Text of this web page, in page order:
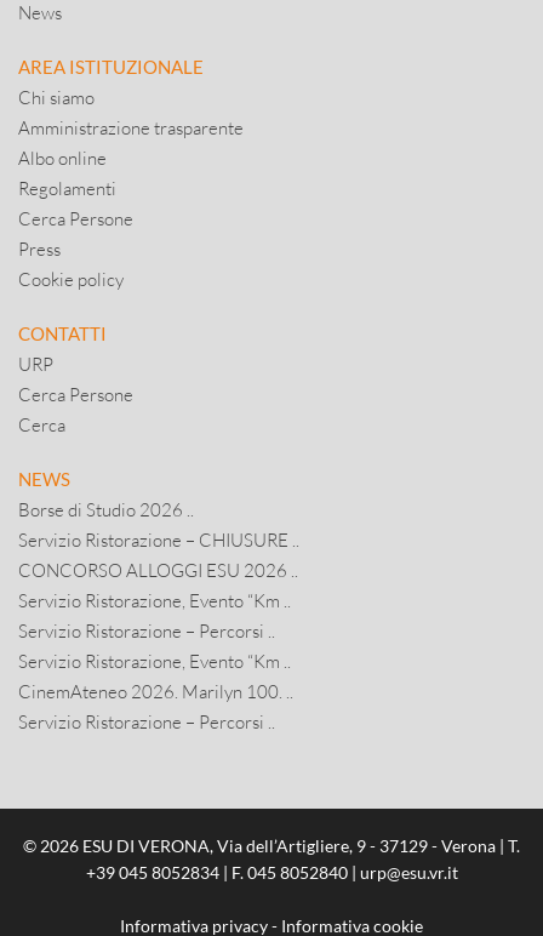
News
AREA ISTITUZIONALE
Chi siamo
Amministrazione trasparente
Albo online
Regolamenti
Cerca Persone
Press
Cookie policy
CONTATTI
URP
Cerca Persone
Cerca
NEWS
Borse di Studio 2026 ..
Servizio Ristorazione – CHIUSURE ..
CONCORSO ALLOGGI ESU 2026 ..
Servizio Ristorazione, Evento “Km ..
Servizio Ristorazione – Percorsi ..
Servizio Ristorazione, Evento “Km ..
CinemAteneo 2026. Marilyn 100. ..
Servizio Ristorazione – Percorsi ..
© 2026 ESU DI VERONA, Via dell’Artigliere, 9 - 37129 - Verona | T.
+39 045 8052834| F. 045 8052840 | urp@esu.vr.it
Informativa privacy- Informativa cookie